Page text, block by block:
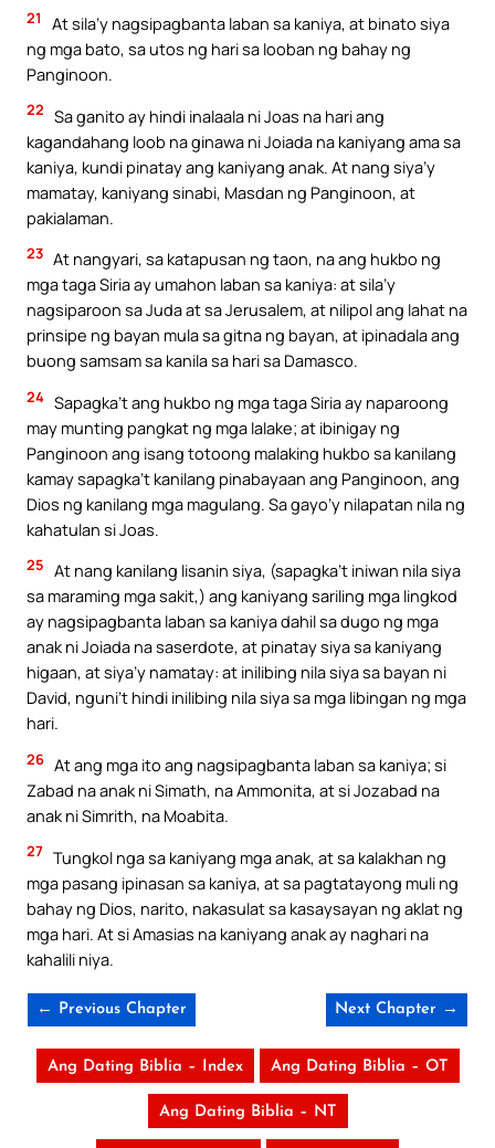
21
At sila’y nagsipagbanta laban sa kaniya, at binato siya
ng mga bato, sa utos ng hari sa looban ng bahay ng
Panginoon.
22 Sa ganito ay hindi inalaala ni Joas na hari ang
kagandahang loob na ginawa ni Joiada na kaniyang ama sa
kaniya, kundi pinatay ang kaniyang anak. At nang siya’y
mamatay, kaniyang sinabi, Masdan ng Panginoon, at
pakialaman.
23 At nangyari, sa katapusan ng taon, na ang hukbo ng
mga taga Siria ay umahon laban sa kaniya: at sila’y
nagsiparoon sa Juda at sa Jerusalem, at nilipol ang lahat na
prinsipe ng bayan mula sa gitna ng bayan, at ipinadala ang
buong samsam sa kanila sa hari sa Damasco.
24 Sapagka’t ang hukbo ng mga taga Siria ay naparoong
may munting pangkat ng mga lalake; at ibinigay ng
Panginoon ang isang totoong malaking hukbo sa kanilang
kamay sapagka’t kanilang pinabayaan ang Panginoon, ang
Dios ng kanilang mga magulang. Sa gayo’y nilapatan nila ng
kahatulan si Joas.
25 At nang kanilang lisanin siya, (sapagka’t iniwan nila siya
sa maraming mga sakit,) ang kaniyang sariling mga lingkod
ay nagsipagbanta laban sa kaniya dahil sa dugo ng mga
anak ni Joiada na saserdote, at pinatay siya sa kaniyang
higaan, at siya’y namatay: at inilibing nila siya sa bayan ni
David, nguni’t hindi inilibing nila siya sa mga libingan ng mga
hari.
26 At ang mga ito ang nagsipagbanta laban sa kaniya; si
Zabad na anak ni Simath, na Ammonita, at si Jozabad na
anak ni Simrith, na Moabita.
27 Tungkol nga sa kaniyang mga anak, at sa kalakhan ng
mga pasang ipinasan sa kaniya, at sa pagtatayong muli ng
bahay ng Dios, narito, nakasulat sa kasaysayan ng aklat ng
mga hari. At si Amasias na kaniyang anak ay naghari na
kahalili niya.
← Previous Chapter Next Chapter →
Ang Dating Biblia – Index Ang Dating Biblia – OT
Ang Dating Biblia – NT